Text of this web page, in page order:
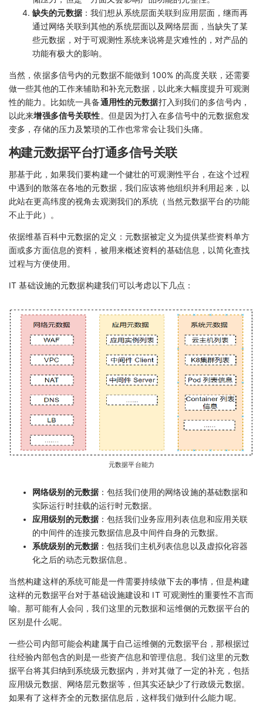
缺失的元数据：我们想从系统层面关联到应用层面，继而再
通过网络关联到其他的系统层面以及网络层面，当缺失了某
些元数据，对于可观测性系统来说将是灾难性的，对产品的
功能有极大的影响。
当然，依据多信号内的元数据不能做到 100% 的高度关联，还需要
做一些其他的工作来辅助和补充元数据，以此来大幅度提升可观测
性的能力。比如统一具备通用性的元数据打入到我们的多信号内，
以此来增强多信号关联性。但是因为打入在多信号中的元数据愈发
变多，存储的压力及繁琐的工作也常常会让我们头痛。
构建元数据平台打通多信号关联
那基于此，如果我们要构建一个健壮的可观测性平台，在这个过程
中遇到的散落在各地的元数据，我们应该将他组织并利用起来，以
此站在更高纬度的视角去观测我们的系统（当然元数据平台的功能
不止于此）。
依据维基百科中元数据的定义：元数据被定义为提供某些资料单方
面或多方面信息的资料，被用来概述资料的基础信息，以简化查找
过程与方便使用。
IT 基础设施的元数据构建我们可以考虑以下几点：
元数据平台能力
网络级别的元数据：包括我们使用的网络设施的基础数据和
实际运行时挂载的运行时元数据。
应用级别的元数据：包括我们业务应用列表信息和应用关联
的中间件的连接元数据信息及中间件自身的元数据。
系统级别的元数据：包括我们主机列表信息以及虚拟化容器
化之后的动态元数据信息。
当然构建这样的系统可能是一件需要持续做下去的事情，但是构建
这样的元数据平台对于基础设施建设和 IT 可观测性的重要性不言而
喻。那可能有人会问，我们这里的元数据和运维侧的元数据平台的
区别是什么呢。
一些公司内部可能会构建属于自己运维侧的元数据平台，那根据过
往经验内部包含的则是一些资产信息和管理信息。我们这里的元数
据平台将其归纳到系统级元数据内，并对其做了一定的补充，包括
应用级元数据、网络层元数据等，但其实还缺少了行政级元数据。
如果有了这样齐全的元数据信息后，这样我们做到什么能力呢。